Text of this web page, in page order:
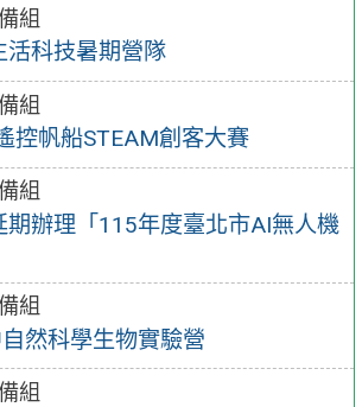
組
科技暑期營隊
組
控帆船STEAM創客大賽
組
期辦理「115年度臺北市AI無人機
組
然科學生物實驗營
組